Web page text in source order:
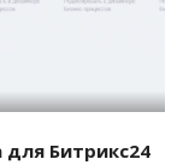
Битрикс24